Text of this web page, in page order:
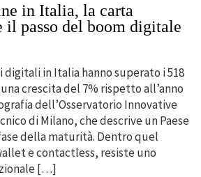
in Italia, la carta
il passo del boom digitale
digitali in Italia hanno superato i 518
crescita del 7% rispetto all’anno
dell’Osservatorio Innovative
di Milano, che descrive un Paese
della maturità. Dentro quel
e contactless, resiste uno
[…]